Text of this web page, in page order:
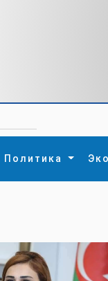
Политика
Внутренняя